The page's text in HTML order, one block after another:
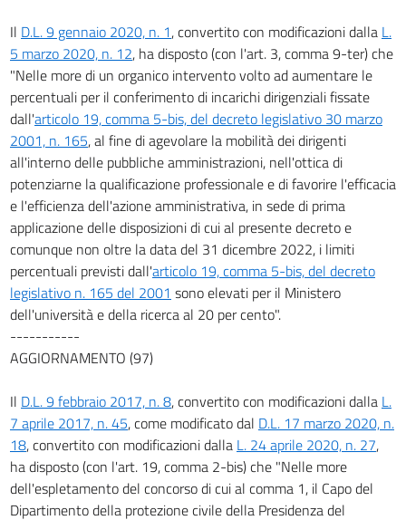
Il D.L. 9 gennaio 2020, n. 1, convertito con modificazioni dalla L.
5 marzo 2020, n. 12, ha disposto (con l'art. 3, comma 9-ter) che
"Nelle more di un organico intervento volto ad aumentare le
percentuali per il conferimento di incarichi dirigenziali fissate
dall'articolo 19, comma 5-bis, del decreto legislativo 30 marzo
2001, n. 165, al fine di agevolare la mobilità dei dirigenti
all'interno delle pubbliche amministrazioni, nell'ottica di
potenziarne la qualificazione professionale e di favorire l'efficacia
e l'efficienza dell'azione amministrativa, in sede di prima
applicazione delle disposizioni di cui al presente decreto e
comunque non oltre la data del 31 dicembre 2022, i limiti
percentuali previsti dall'articolo 19, comma 5-bis, del decreto
legislativo n. 165 del 2001 sono elevati per il Ministero
dell'università e della ricerca al 20 per cento".
-----------
AGGIORNAMENTO (97)
Il D.L. 9 febbraio 2017, n. 8, convertito con modificazioni dalla L.
7 aprile 2017, n. 45, come modificato dal D.L. 17 marzo 2020, n.
18, convertito con modificazioni dalla L. 24 aprile 2020, n. 27,
ha disposto (con l'art. 19, comma 2-bis) che "Nelle more
dell'espletamento del concorso di cui al comma 1, il Capo del
Dipartimento della protezione civile della Presidenza del